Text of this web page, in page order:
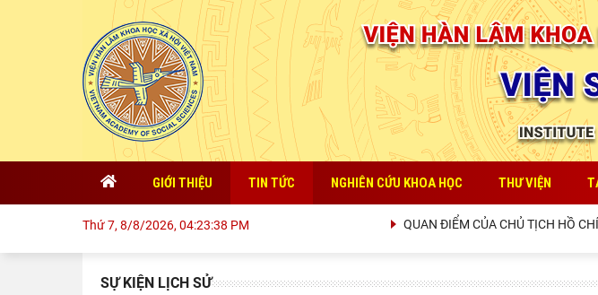
GIỚI THIỆU TIN TỨC NGHIÊN CỨU KHOA HỌC THƯ VIỆN
Thứ 7, 8/8/2026, 04:23:39 PM QUAN ĐIỂM CỦA CHỦ TỊCH HỒ CHÍ
SỰ KIỆN LỊCH SỬ